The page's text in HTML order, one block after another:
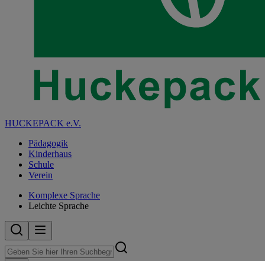
HUCKEPACK e.V.
Pädagogik
Kinderhaus
Schule
Verein
Komplexe Sprache
Leichte Sprache